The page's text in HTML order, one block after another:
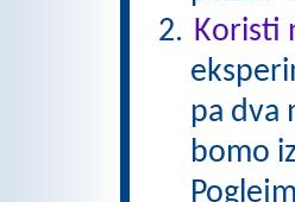
Koristi
pa dva
bomo